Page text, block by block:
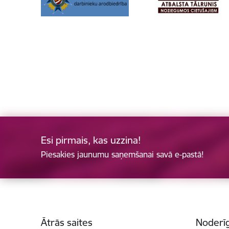
Esi pirmais, kas uzzina!
Piesakies jaunumu saņemšanai savā e-pastā!
Ātrās saites